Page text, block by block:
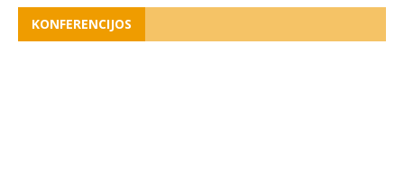
KONFERENCIJOS